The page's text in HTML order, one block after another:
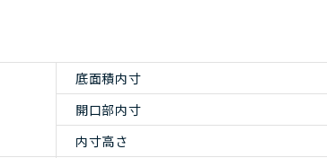
底面積内寸
開口部内寸
内寸高さ